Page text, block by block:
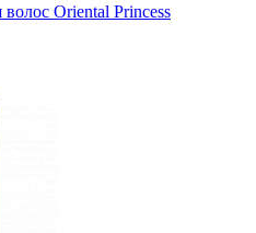
Oriental Princess